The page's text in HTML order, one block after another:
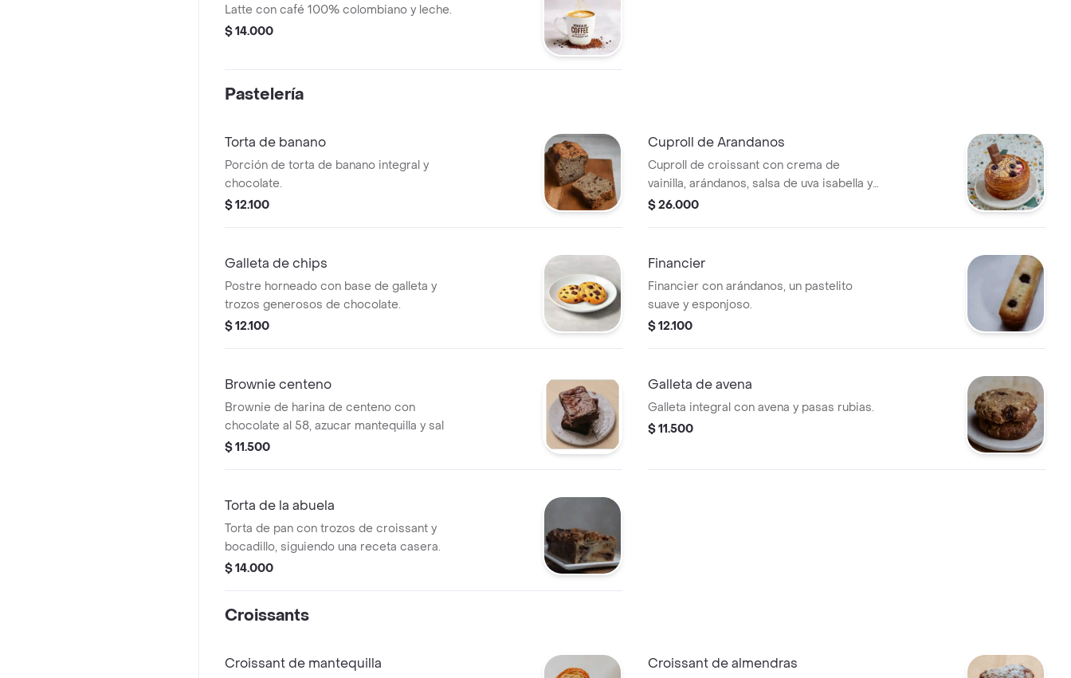
Latte con café 100% colombiano y leche.
$ 14.000
Pastelería
Torta de banano
Porción de torta de banano integral y
chocolate.
$ 12.100
Cuproll de Arandanos
Cuproll de croissant con crema de
vainilla, arándanos, salsa de uva isabella y
chocolatina Jet.
$ 26.000
Galleta de chips
Postre horneado con base de galleta y
trozos generosos de chocolate.
$ 12.100
Financier
Financier con arándanos, un pastelito
suave y esponjoso.
$ 12.100
Brownie centeno
Brownie de harina de centeno con
chocolate al 58, azucar mantequilla y sal
$ 11.500
Galleta de avena
Galleta integral con avena y pasas rubias.
$ 11.500
Torta de la abuela
Torta de pan con trozos de croissant y
bocadillo, siguiendo una receta casera.
$ 14.000
Croissants
Croissant de mantequilla Croissant de almendras